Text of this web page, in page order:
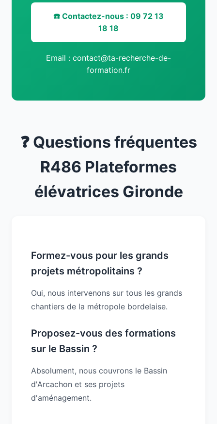
☎️ Contactez-nous : 09 72 13
18 18
Email : contact@ta-recherche-de-
formation.fr
❓ Questions fréquentes
R486 Plateformes
élévatrices Gironde
Formez-vous pour les grands
projets métropolitains ?
Oui, nous intervenons sur tous les grands
chantiers de la métropole bordelaise.
Proposez-vous des formations
sur le Bassin ?
Absolument, nous couvrons le Bassin
d'Arcachon et ses projets
d'aménagement.